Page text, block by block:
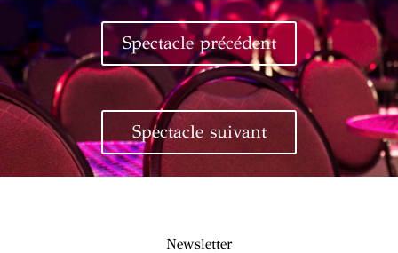
Spectacle précédent
Spectacle suivant
Newsletter